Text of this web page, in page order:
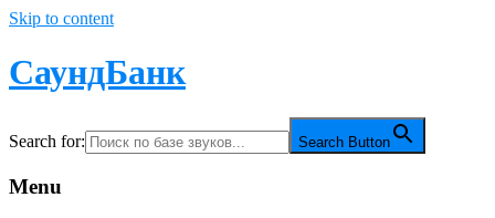
Skip to content
СаундБанк
Search for: Search Button
Menu